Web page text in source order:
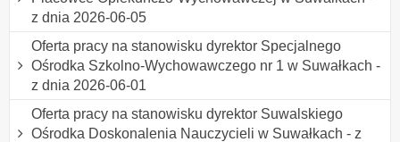
z dnia 2026-06-05
Oferta pracy na stanowisku dyrektor Specjalnego
Ośrodka Szkolno-Wychowawczego nr 1 w Suwałkach -
z dnia 2026-06-01
Oferta pracy na stanowisku dyrektor Suwalskiego
Ośrodka Doskonalenia Nauczycieli w Suwałkach - z